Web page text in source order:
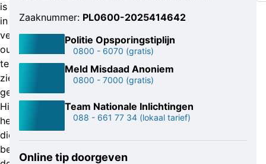
is
in
verschillende
outfits
te
zien
geweest.
Hij
heeft
die
bewuste
Zaaknummer: PL0600-2025414642
Politie Opsporingstiplijn
0800 - 6070 (gratis)
Meld Misdaad Anoniem
0800 - 7000 (gratis)
Team Nationale Inlichtingen
088 - 661 77 34 (lokaal tarief)
Online tip doorgeven